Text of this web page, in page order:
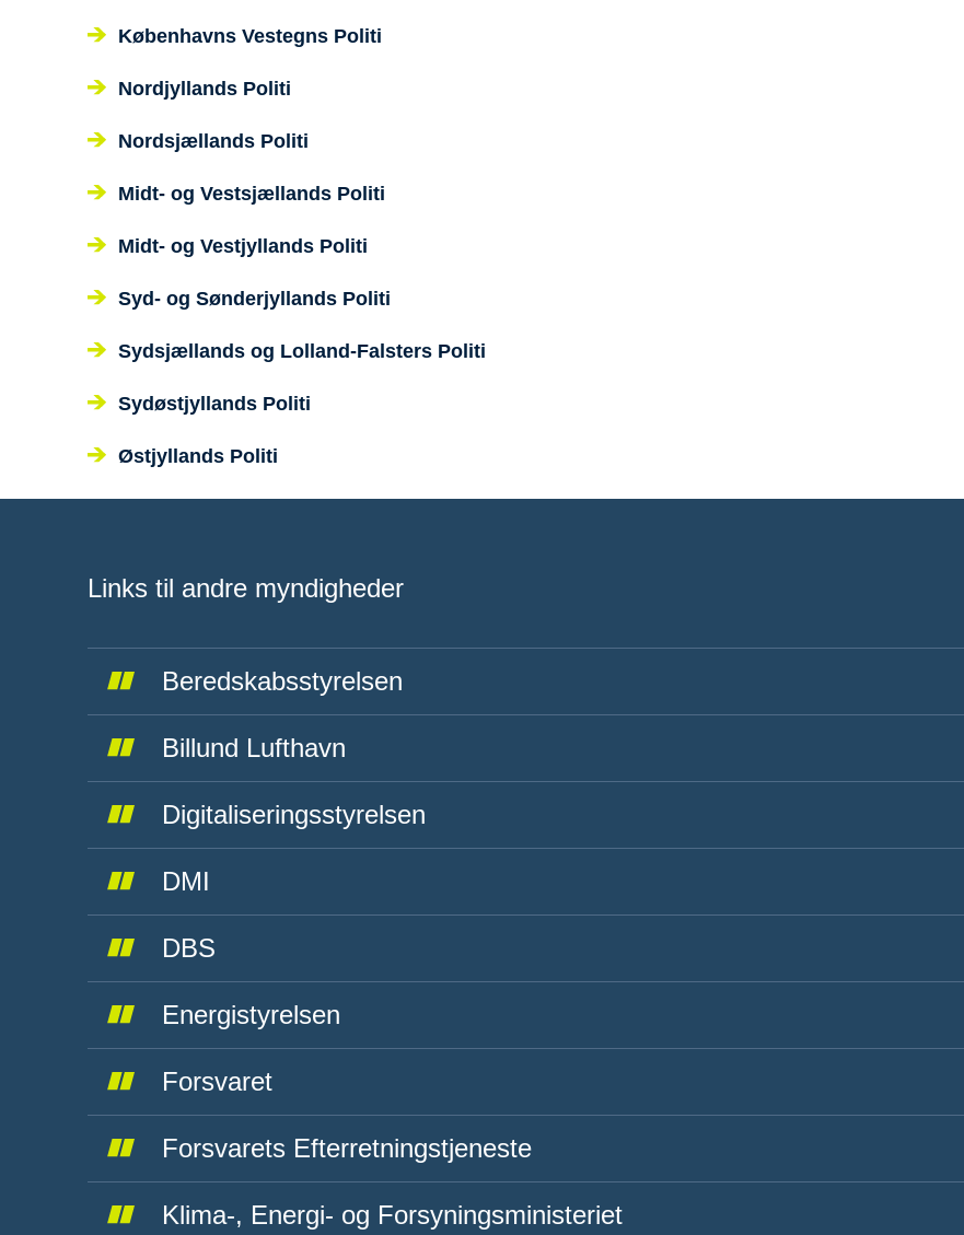
Københavns Vestegns Politi
Nordjyllands Politi
Nordsjællands Politi
Midt- og Vestsjællands Politi
Midt- og Vestjyllands Politi
Syd- og Sønderjyllands Politi
Sydsjællands og Lolland-Falsters Politi
Sydøstjyllands Politi
Østjyllands Politi
Links til andre myndigheder
Beredskabsstyrelsen
Billund Lufthavn
Digitaliseringsstyrelsen
DMI
DBS
Energistyrelsen
Forsvaret
Forsvarets Efterretningstjeneste
Klima-, Energi- og Forsyningsministeriet